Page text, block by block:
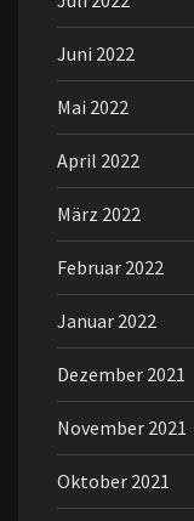
Juni 2022
Mai 2022
April 2022
März 2022
Februar 2022
Januar 2022
Dezember 2021
November 2021
Oktober 2021